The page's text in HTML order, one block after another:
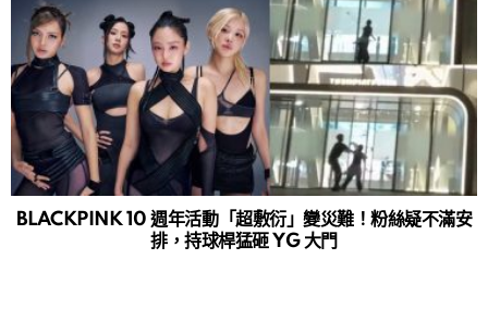
BLACKPINK 10 週年活動「超敷衍」變災難！粉絲疑不滿安
排，持球桿猛砸 YG 大門